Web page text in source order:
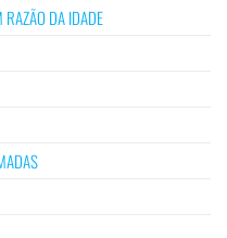
RAZÃO DA IDADE